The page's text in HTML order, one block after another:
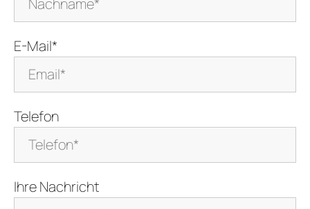
E-Mail*
Telefon
Ihre Nachricht